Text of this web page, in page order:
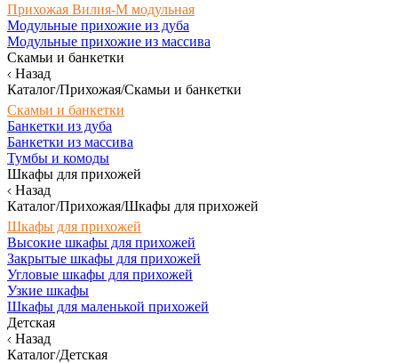
Прихожая Вилия-М модульная
Модульные прихожие из дуба
Модульные прихожие из массива
Скамьи и банкетки
Назад
Каталог/Прихожая/Скамьи и банкетки
Скамьи и банкетки
Банкетки из дуба
Банкетки из массива
Тумбы и комоды
Шкафы для прихожей
Назад
Каталог/Прихожая/Шкафы для прихожей
Шкафы для прихожей
Высокие шкафы для прихожей
Закрытые шкафы для прихожей
Угловые шкафы для прихожей
Узкие шкафы
Шкафы для маленькой прихожей
Детская
Назад
Каталог/Детская